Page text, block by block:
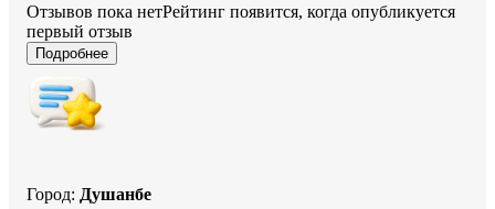
Отзывов пока нетРейтинг появится, когда опубликуется
первый отзыв
Подробнее
Город: Душанбе